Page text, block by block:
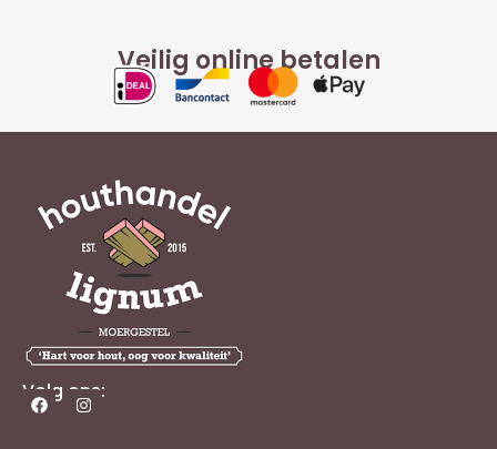
Veilig online betalen
Volg ons: